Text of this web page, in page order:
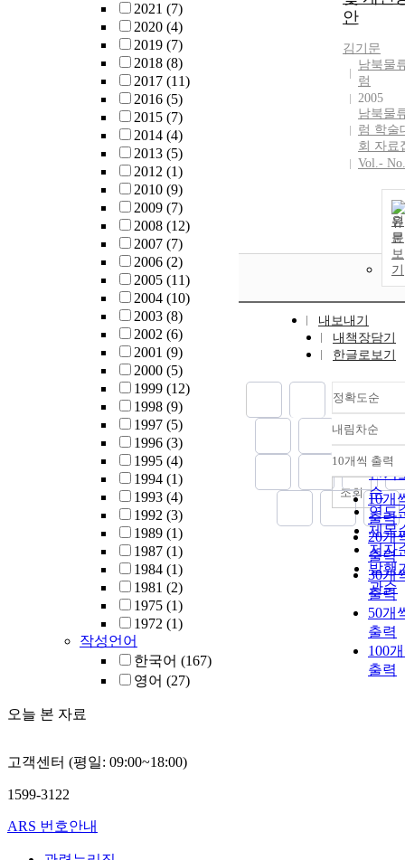
2021 (7)
2020 (4)
2019 (7)
2018 (8)
2017 (11)
2016 (5)
2015 (7)
2014 (4)
2013 (5)
2012 (1)
2010 (9)
2009 (7)
2008 (12)
2007 (7)
2006 (2)
2005 (11)
2004 (10)
2003 (8)
2002 (6)
2001 (9)
2000 (5)
1999 (12)
1998 (9)
1997 (5)
1996 (3)
1995 (4)
1994 (1)
1993 (4)
1992 (3)
1989 (1)
1987 (1)
1984 (1)
1981 (2)
1975 (1)
1972 (1)
작성언어
한국어 (167)
영어 (27)
오늘 본 자료
안
김기문
남북물
럼
2005
남북물
럼 학술
회 자료
Vol.-
원
문
보
기
내보내기
내책장담기
한글로보기
정확도순
정확
순
인기
순
연도
제목
저자
발행
관순
내림차순
내림
10개씩 출력
10개
출력
20개
출력
30개
출력
50개
출력
100
출력
조회
고객센터 (평일: 09:00~18:00)
1599-3122
ARS 번호안내